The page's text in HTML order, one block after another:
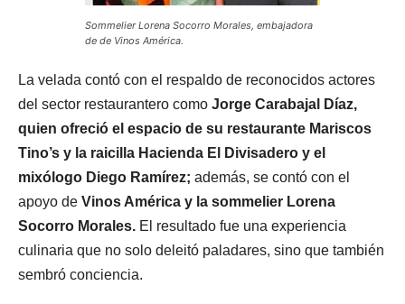
Sommelier Lorena Socorro Morales, embajadora
de de Vinos América.
La velada contó con el respaldo de reconocidos actores
del sector restaurantero como Jorge Carabajal Díaz,
quien ofreció el espacio de su restaurante Mariscos
Tino’s y la raicilla Hacienda El Divisadero y el
mixólogo Diego Ramírez; además, se contó con el
apoyo de Vinos América y la sommelier Lorena
Socorro Morales. El resultado fue una experiencia
culinaria que no solo deleitó paladares, sino que también
sembró conciencia.